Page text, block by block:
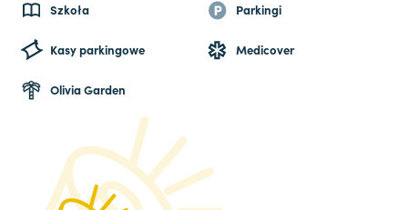
Szkoła Parkingi
Kasy parkingowe Medicover
Olivia Garden